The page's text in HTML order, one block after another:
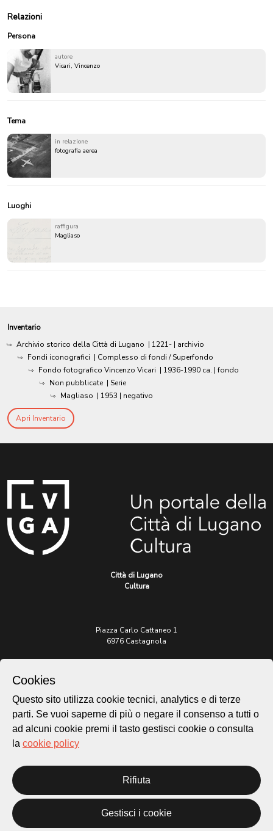
Relazioni
Persona
autore
Vicari, Vincenzo
Tema
in relazione
fotografia aerea
Luoghi
raffigura
Magliaso
Inventario
Archivio storico della Città di Lugano | 1221- | archivio
Fondi iconografici | Complesso di fondi / Superfondo
Fondo fotografico Vincenzo Vicari | 1936-1990 ca. | fondo
Non pubblicate | Serie
Magliaso | 1953 | negativo
Apri Inventario
Città di Lugano
Cultura
Piazza Carlo Cattaneo 1
6976 Castagnola
patrimonio@lugano.ch
t. +41 58 866 68 50
Sito istituzionale:
Privacy Policy
Credits
Homepage
Temi
Cookies
Questo sito utilizza cookie tecnici, analytics e di terze
parti. Se vuoi saperne di più o negare il consenso a tutti o
ad alcuni cookie premi il tasto gestisci cookie o consulta
la cookie policy
Rifiuta
Gestisci i cookie